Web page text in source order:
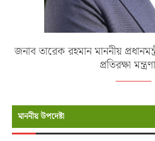
জনাব তারেক রহমান মাননীয়
প্রতিরক্ষা
মাননীয় উপদেষ্টা